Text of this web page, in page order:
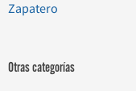
Zapatero
Otras categorías